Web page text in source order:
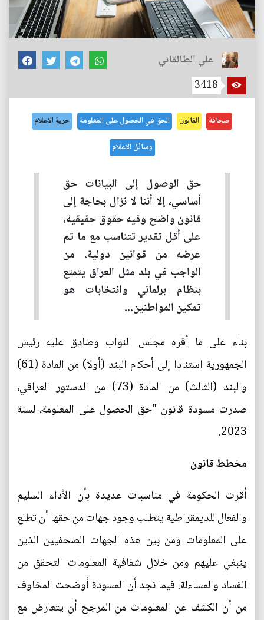
علي الطالقاني
3418
صحافة القانون الحق في الحصول على المعلومة حرية الاعلام
وسائل الاعلام
حق الوصول إلى البيانات حق
أساسي، إلا أننا لا نزال بحاجة إلى
قانون واضح وفيه حقوق حقيقية،
على أقل تقدير تتناسب مع ما تم
عرضه من قوانين دولية. من
الواجب في بلد مثل العراق يتمتع
بنظام برلماني وانتخابات هو
تمكين المواطنين...
بناء على ما أقره مجلس النواب وصادق عليه رئيس
الجمهورية استنادا إلى أحكام البند (أولا) من المادة (61)
والبند (الثالث) من المادة (73) من الدستور العراقي،
صدرت مسودة قانون "حق الحصول على المعلومة، لسنة
2023.
مخطط قانون
أقرت الحكومة في مناسبات عديدة بأن الأداء السليم
والفعال للديمقراطية يتطلب وجود جهات من حقها أن تطلع
على المعلومات ومن بين هذه الجهات الصحفيين الذين
ينبغي عليهم ومن خلال شفافية المعلومات التحقق من
الفساد والمساءلة. فيما نجد أن المسودة أوضحت المخاوف
من أن الكشف عن المعلومات من المرجح أن يتعارض مع